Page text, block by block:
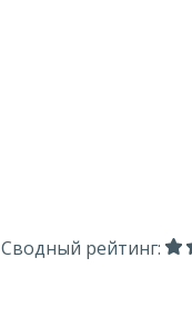
Сводный рейтинг: